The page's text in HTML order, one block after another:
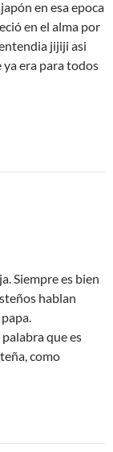
en esa epoca
en el alma por
jijiji asi
ya era para todos
Siempre es bien
hablan
que es
como